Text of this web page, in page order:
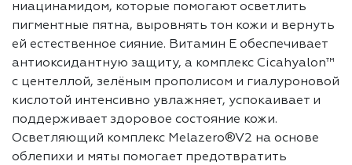
ниацинамидом, которые помогают осветлить
пигментные пятна, выровнять тон кожи и вернуть
ей естественное сияние. Витамин Е обеспечивает
антиоксидантную защиту, а комплекс Cicahyalon™
с центеллой, зелёным прополисом и гиалуроновой
кислотой интенсивно увлажняет, успокаивает и
поддерживает здоровое состояние кожи.
Осветляющий комплекс Melazero®V2 на основе
облепихи и мяты помогает предотвратить